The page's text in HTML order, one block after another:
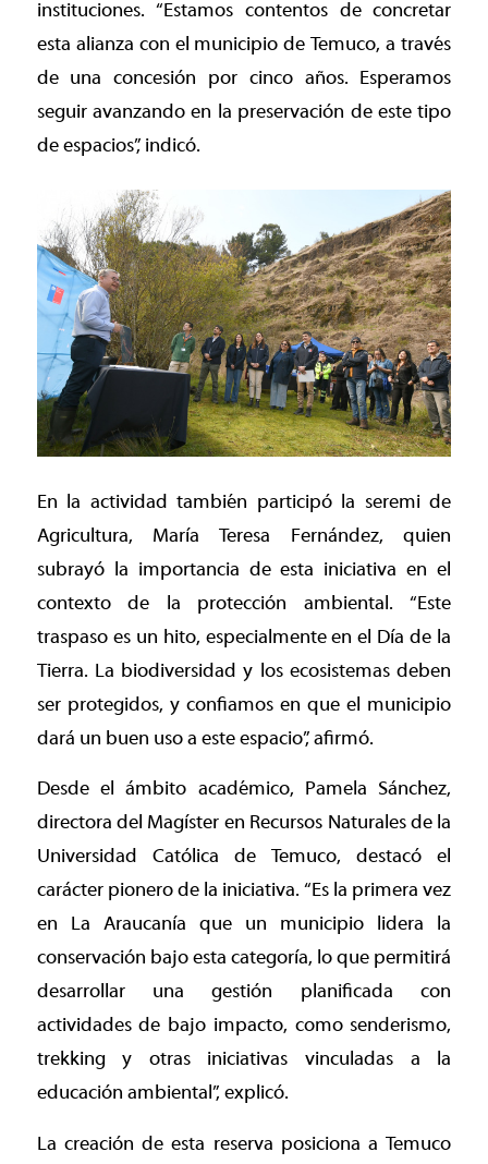
instituciones. “Estamos contentos de concretar
esta alianza con el municipio de Temuco, a través
de una concesión por cinco años. Esperamos
seguir avanzando en la preservación de este tipo
de espacios”, indicó.
En la actividad también participó la seremi de
Agricultura, María Teresa Fernández, quien
subrayó la importancia de esta iniciativa en el
contexto de la protección ambiental. “Este
traspaso es un hito, especialmente en el Día de la
Tierra. La biodiversidad y los ecosistemas deben
ser protegidos, y confiamos en que el municipio
dará un buen uso a este espacio”, afirmó.
Desde el ámbito académico, Pamela Sánchez,
directora del Magíster en Recursos Naturales de la
Universidad Católica de Temuco, destacó el
carácter pionero de la iniciativa. “Es la primera vez
en La Araucanía que un municipio lidera la
conservación bajo esta categoría, lo que permitirá
desarrollar una gestión planificada con
actividades de bajo impacto, como senderismo,
trekking y otras iniciativas vinculadas a la
educación ambiental”, explicó.
La creación de esta reserva posiciona a Temuco